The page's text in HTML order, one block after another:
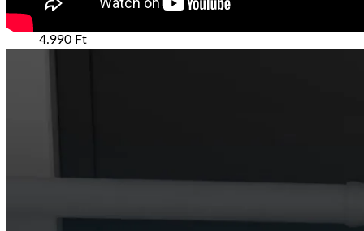
Antenna 433Mhz 4m kábellel
4.990 Ft